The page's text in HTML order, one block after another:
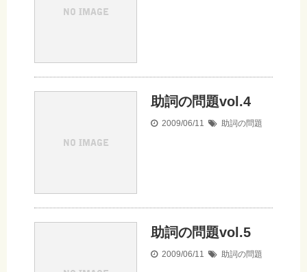
助詞の問題vol.4
2009/06/11 助詞の問題
助詞の問題vol.5
2009/06/11 助詞の問題